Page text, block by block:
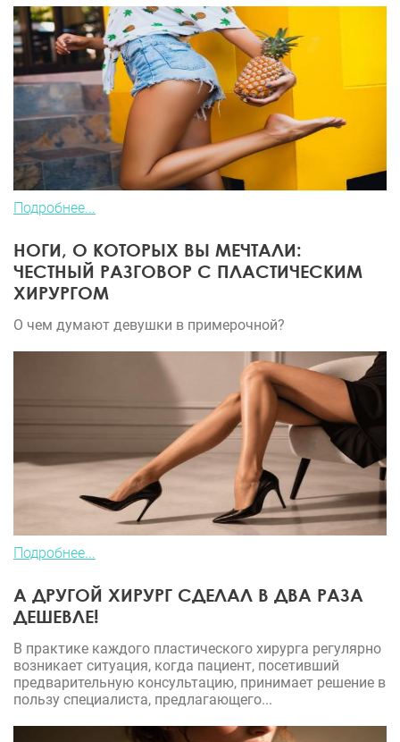
Подробнее...
НОГИ, О КОТОРЫХ ВЫ МЕЧТАЛИ:
ЧЕСТНЫЙ РАЗГОВОР С ПЛАСТИЧЕСКИМ
ХИРУРГОМ
О чем думают девушки в примерочной?
Подробнее...
А ДРУГОЙ ХИРУРГ СДЕЛАЛ В ДВА РАЗА
ДЕШЕВЛЕ!
В практике каждого пластического хирурга регулярно
возникает ситуация, когда пациент, посетивший
предварительную консультацию, принимает решение в
пользу специалиста, предлагающего...